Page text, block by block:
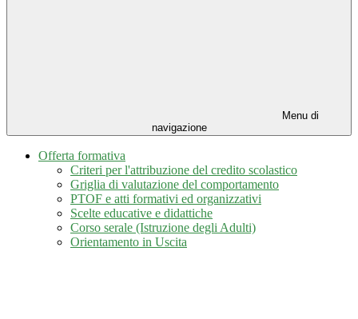
Menu di
navigazione
Offerta formativa
Criteri per l'attribuzione del credito scolastico
Griglia di valutazione del comportamento
PTOF e atti formativi ed organizzativi
Scelte educative e didattiche
Corso serale (Istruzione degli Adulti)
Orientamento in Uscita